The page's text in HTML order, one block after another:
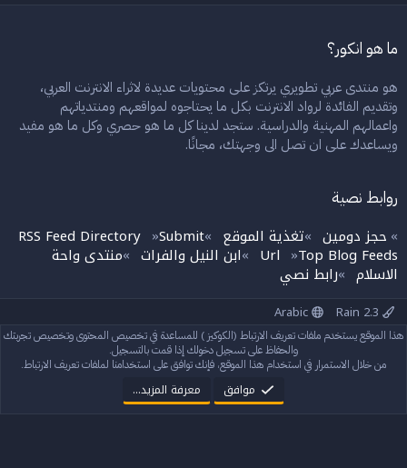
ما هو انكور؟
هو منتدى عربي تطويري يرتكز على محتويات عديدة لاثراء الانترنت العربي،
وتقديم الفائدة لرواد الانترنت بكل ما يحتاجوه لمواقعهم ومنتدياتهم
واعمالهم المهنية والدراسية. ستجد لدينا كل ما هو حصري وكل ما هو مفيد
ويساعدك على ان تصل الى وجهتك، مجانًا.
روابط نصية
» حجز دومين »تغذية الموقع »
RSS Feed Directory »Submit
Url »Top Blog Feeds
»ابن النيل والفرات »منتدى واحة
الاسلام »رابط نصي
Arabic
إتصل بنا الشروط والقوانين سياسة الخصوصية مساعدة الرئيسية R
Community platform by XenForo® © 2010-2024 XenForo Ltd.
Rain theme made by
هذا الموقع يستخدم ملفات تعريف الارتباط (الكوكيز ) للمساعدة في تخصيص المحتوى وتخصيص تجربتك
والحفاظ على تسجيل دخولك إذا قمت بالتسجيل.
من خلال الاستمرار في استخدام هذا الموقع، فإنك توافق على استخدامنا لملفات تعريف الارتباط.
موافق معرفة المزيد…